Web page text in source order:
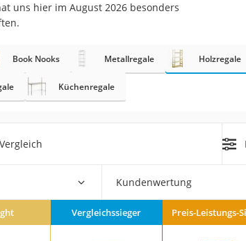
Kalkfilter
Sicherheitsstufe 4
Schreibtisch
cm
uns hier im August 2026 besonders
Book Nooks Metallregale Holzregale
Küchenregale
Kundenwertung
Vergleichssieger Preis-Leistungs-